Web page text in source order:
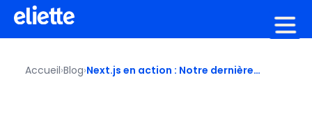
Accueil›Blog›Next.js en action : Notre dernière